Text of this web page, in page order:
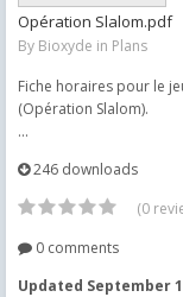
Opération Slalom.pdf
By Bioxyde in Plans
Fiche horaires pour le
(Opération Slalom).
...
246 downloads
(0
0 comments
Updated September